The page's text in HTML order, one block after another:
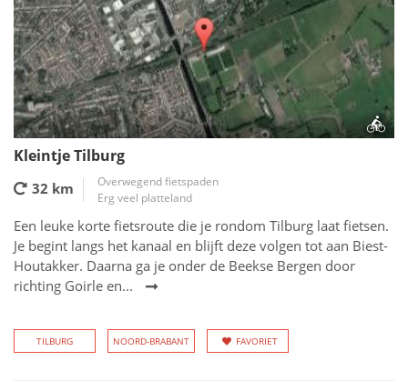
Kleintje Tilburg
32 km
Overwegend fietspaden
Erg veel platteland
Een leuke korte fietsroute die je rondom Tilburg laat fietsen.
Je begint langs het kanaal en blijft deze volgen tot aan Biest-
Houtakker. Daarna ga je onder de Beekse Bergen door
richting Goirle en...
TILBURG NOORD-BRABANT FAVORIET